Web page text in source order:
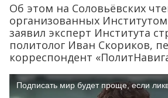
Об этом на Соловьёвских
организованных
заявил эксперт Института
политолог Иван Скориков,
корреспондент